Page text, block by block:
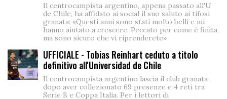
Il centrocampista argentino, appena passato all'U
de Chile, ha affidato ai social il suo saluto ai tifosi
granata: «Questi anni sono stati molto belli e mi
hanno aiutato a crescere. Peccato per come è finita,
ma sono sicuro che vi riprenderete»
UFFICIALE - Tobias Reinhart ceduto a titolo
definitivo all'Universidad de Chile
Il centrocampista argentino lascia il club granata
dopo aver collezionato 69 presenze e 4 reti tra
Serie B e Coppa Italia. Per i lettori di